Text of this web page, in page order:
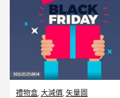
禮物盒, 大減價, 矢量圖